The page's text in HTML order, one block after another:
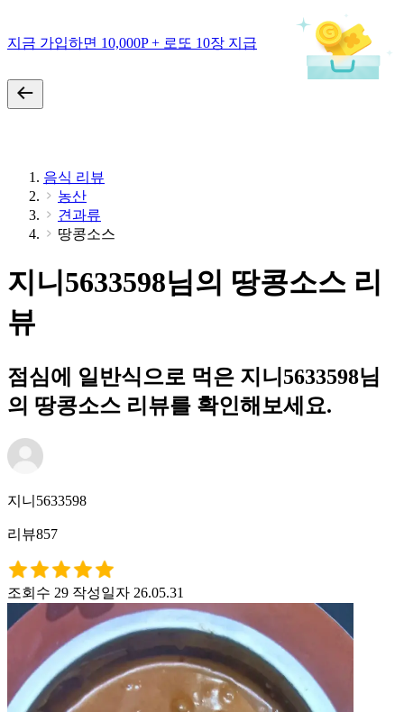
지금 가입하면 10,000P + 로또 10장 지급
음식 리뷰
농산
견과류
땅콩소스
지니5633598님의 땅콩소스 리
뷰
점심에 일반식으로 먹은 지니5633598님
의 땅콩소스 리뷰를 확인해보세요.
지니5633598
리뷰857
조회수 29 작성일자 26.05.31